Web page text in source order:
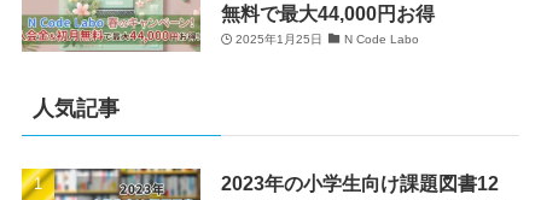
無料で最大44,000円お得
2025年1月25日 N Code Labo
人気記事
2023年の小学生向け課題図書12